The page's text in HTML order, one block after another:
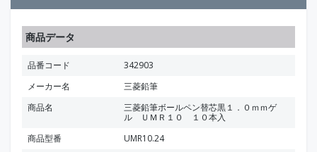
商品データ
品番コード
342903
メーカー名
三菱鉛筆
商品名
三菱鉛筆ボールペン替芯黒１．０ｍｍゲ
ル ＵＭＲ１０ １０本入
商品型番
UMR10.24